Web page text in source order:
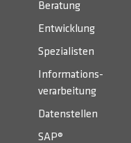
Beratung
Entwicklung
Spezialisten
Informations­
verarbeitung
Datenstellen
SAP®